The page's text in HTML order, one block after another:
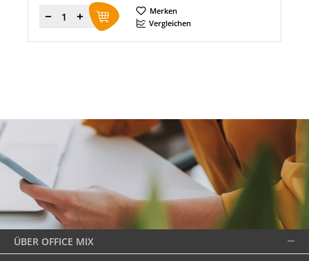
Menge
Merken
Vergleichen
ÜBER OFFICE MIX